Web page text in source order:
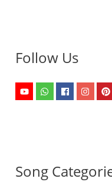
Follow Us
Song